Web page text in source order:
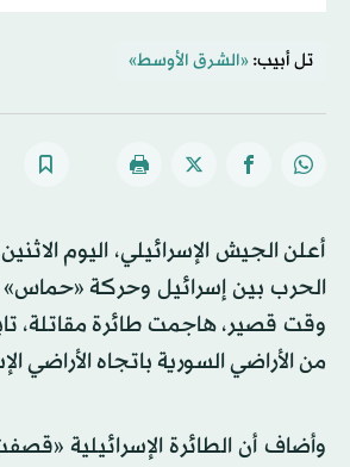
تل أبيب: «الشرق الأوسط»
أعلن الجيش الإسرائيلي، اليوم
الحرب بين إسرائيل وحركة
وقت قصير، هاجمت طائرة مقاتلة،
من الأراضي السورية باتجاه الأراضي
وأضاف أن الطائرة الإسرائيلية